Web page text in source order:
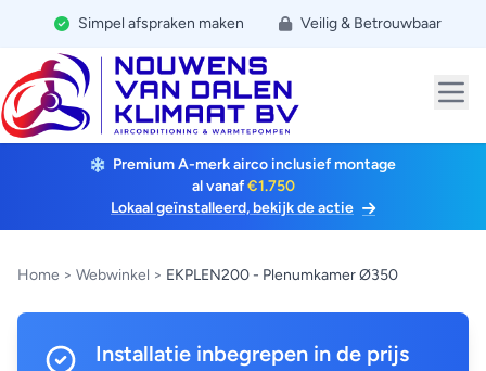
Simpel afspraken maken Veilig & Betrouwbaar
Premium A-merk airco inclusief montage
al vanaf€1.750
Lokaal geïnstalleerd, bekijk de actie
Home > Webwinkel > EKPLEN200 - Plenumkamer Ø350
Installatie inbegrepen in de prijs